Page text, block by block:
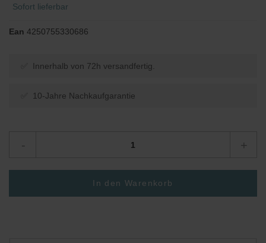
Sofort lieferbar
Ean 4250755330686
✅ Innerhalb von 72h versandfertig.
✅ 10-Jahre Nachkaufgarantie
- +
In den Warenkorb